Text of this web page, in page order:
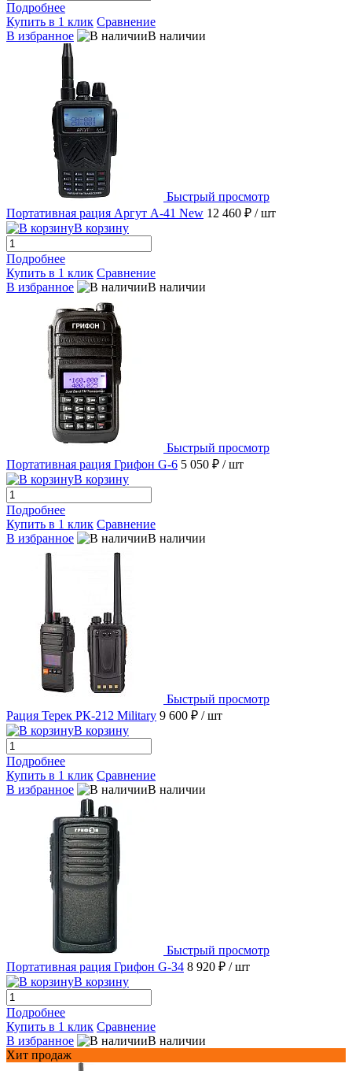
Подробнее
Купить в 1 клик Сравнение
В избранное
В наличии
Быстрый просмотр
Портативная рация Аргут А-41 New 12 460 ₽ / шт
В корзину
Подробнее
Купить в 1 клик Сравнение
В избранное
В наличии
Быстрый просмотр
Портативная рация Грифон G-6 5 050 ₽ / шт
В корзину
Подробнее
Купить в 1 клик Сравнение
В избранное
В наличии
Быстрый просмотр
Рация Терек РК-212 Military 9 600 ₽ / шт
В корзину
Подробнее
Купить в 1 клик Сравнение
В избранное
В наличии
Быстрый просмотр
Портативная рация Грифон G-34 8 920 ₽ / шт
В корзину
Подробнее
Купить в 1 клик Сравнение
В избранное
В наличии
Хит продаж